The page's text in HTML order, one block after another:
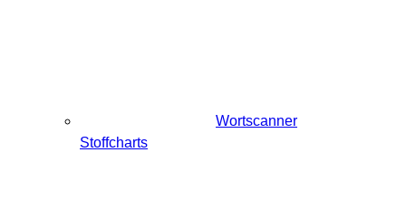
Wortscanner
Stoffcharts